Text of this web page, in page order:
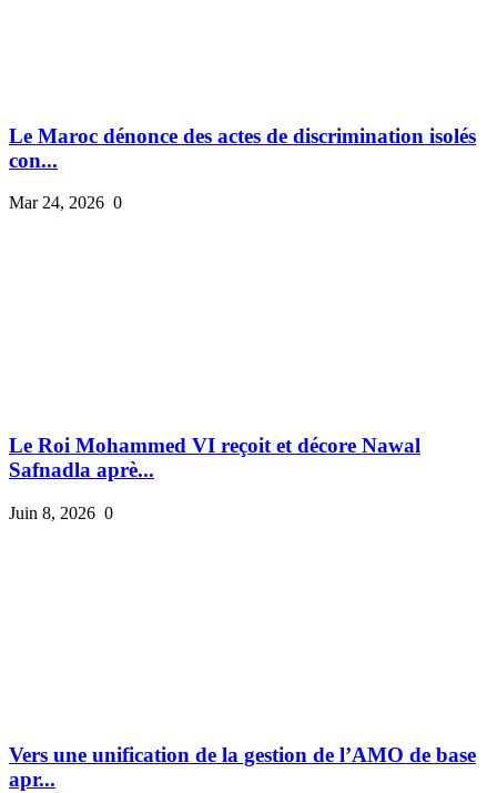
Le Maroc dénonce des actes de discrimination isolés
con...
Mar 24, 2026 0
Le Roi Mohammed VI reçoit et décore Nawal
Safnadla aprè...
Juin 8, 2026 0
Vers une unification de la gestion de l’AMO de base
apr...